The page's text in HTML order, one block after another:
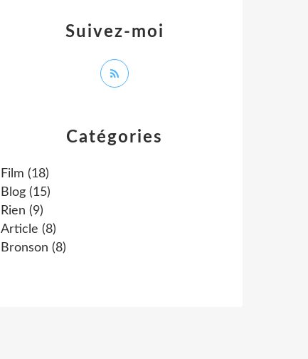
Catégories
Film (18)
Blog (15)
Rien (9)
Article (8)
Bronson (8)
Suivez-moi